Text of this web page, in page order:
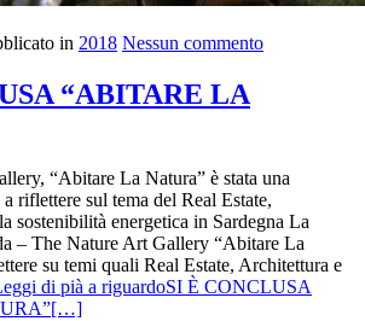
in 2018 Nessun commento
“ABITARE LA
“Abitare La Natura” è stata una
riflettere sul tema del Real Estate,
sostenibilità energetica in Sardegna La
– The Nature Art Gallery “Abitare La
su temi quali Real Estate, Architettura e
di pià a riguardoSI È CONCLUSA
[…]